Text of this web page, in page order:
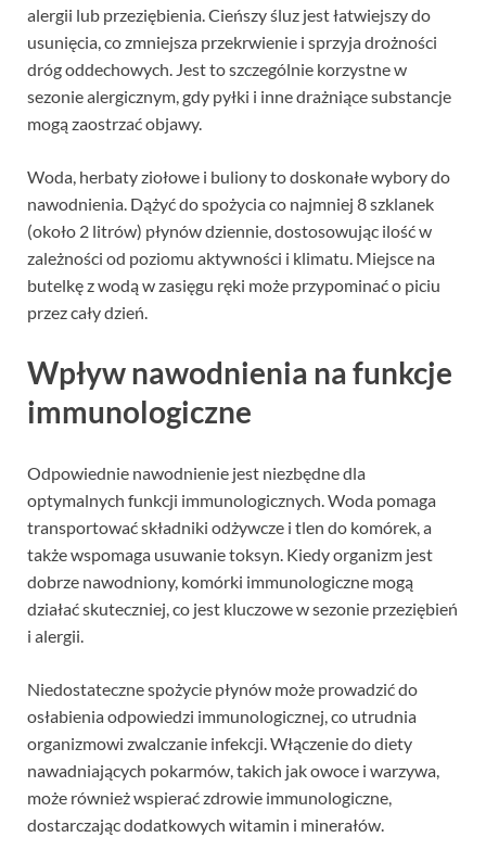
alergii lub przeziębienia. Cieńszy śluz jest łatwiejszy do
usunięcia, co zmniejsza przekrwienie i sprzyja drożności
dróg oddechowych. Jest to szczególnie korzystne w
sezonie alergicznym, gdy pyłki i inne drażniące substancje
mogą zaostrzać objawy.
Woda, herbaty ziołowe i buliony to doskonałe wybory do
nawodnienia. Dążyć do spożycia co najmniej 8 szklanek
(około 2 litrów) płynów dziennie, dostosowując ilość w
zależności od poziomu aktywności i klimatu. Miejsce na
butelkę z wodą w zasięgu ręki może przypominać o piciu
przez cały dzień.
Wpływ nawodnienia na funkcje
immunologiczne
Odpowiednie nawodnienie jest niezbędne dla
optymalnych funkcji immunologicznych. Woda pomaga
transportować składniki odżywcze i tlen do komórek, a
także wspomaga usuwanie toksyn. Kiedy organizm jest
dobrze nawodniony, komórki immunologiczne mogą
działać skuteczniej, co jest kluczowe w sezonie przeziębień
i alergii.
Niedostateczne spożycie płynów może prowadzić do
osłabienia odpowiedzi immunologicznej, co utrudnia
organizmowi zwalczanie infekcji. Włączenie do diety
nawadniających pokarmów, takich jak owoce i warzywa,
może również wspierać zdrowie immunologiczne,
dostarczając dodatkowych witamin i minerałów.